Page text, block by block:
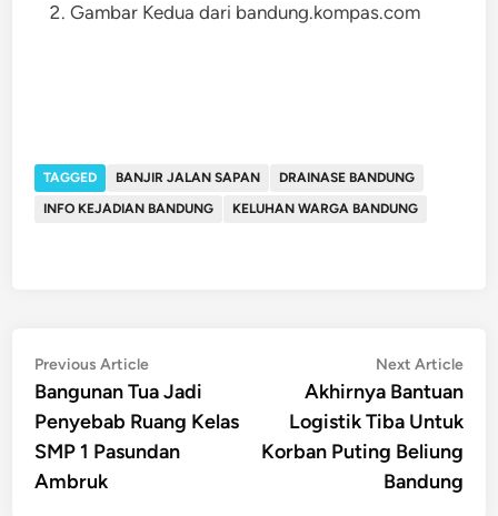
Gambar Kedua dari bandung.kompas.com
TAGGED BANJIR JALAN SAPAN
DRAINASE BANDUNG
INFO KEJADIAN BANDUNG
KELUHAN WARGA BANDUNG
Post
navigation
Previous ArticlePrevious
article:
Bangunan Tua Jadi
Penyebab Ruang Kelas
SMP 1 Pasundan
Ambruk
Next Article
Akhirnya Bantuan
Logistik Tiba Untuk
Korban Puting Beliung
Bandung